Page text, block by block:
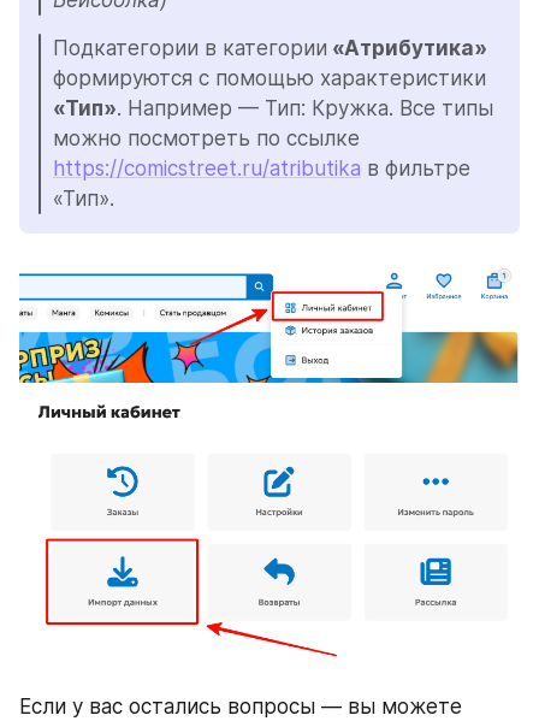
Подкатегории в категории
«Тип». Например — Тип: Кружка. Все типы
https://comicstreet.ru/atributika в фильтре
«Тип».
Если у вас остались вопросы — вы можете